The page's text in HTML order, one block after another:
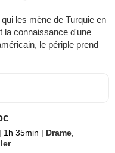
les mène de Turquie en
la connaissance d'une
le périple prend
| 1h 35min | Drame